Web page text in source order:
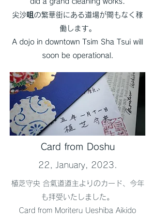
尖沙咀の繁華街にある道場が間もなく稼
働します。
A dojo in downtown Tsim Sha Tsui will
soon be operational.
Card from Doshu
22, January, 2023.
植芝守央 合氣道道主よりのカード、今年
も拝受いたしました。
Card from Moriteru Ueshiba Aikido